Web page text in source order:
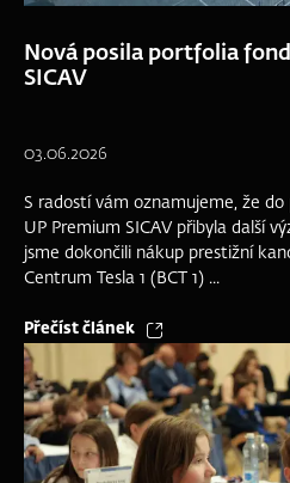
Nová posila portfolia
SICAV
03.06.2026
S radostí vám oznamujeme, že
UP Premium SICAV přibyla další
jsme dokončili nákup prestižní
Centrum Tesla 1 (BCT 1) ...
Přečíst článek